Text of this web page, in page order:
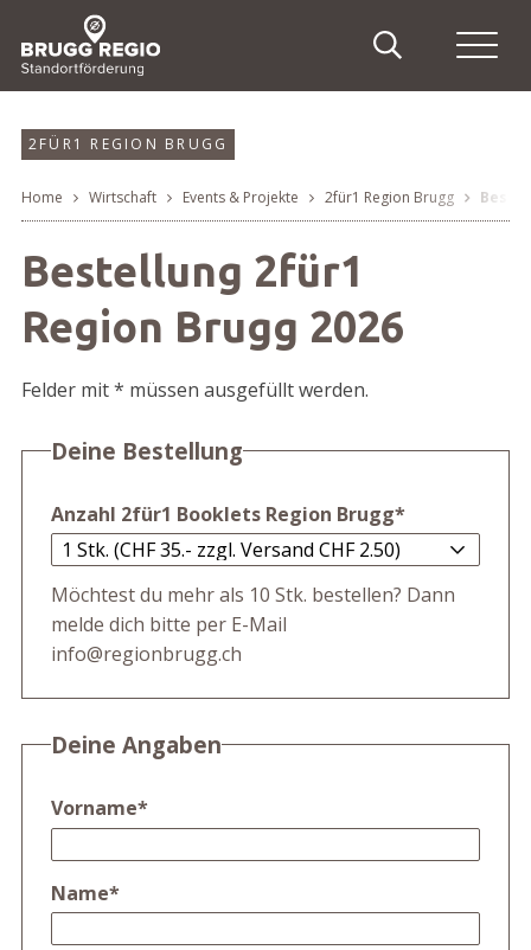
Navigieren in Brugg
Schnellnavigation
Suche Suchbegriff
Breadcrumb
Home Wirtschaft Events & Projekte 2für1 Region Brugg
Bestellung 2für1
Region Brugg 2026
2FÜR1 REGION BRUGG
Felder mit * müssen ausgefüllt werden.
Deine Bestellung
Anzahl 2für1 Booklets Region Brugg*
Möchtest du mehr als 10 Stk. bestellen? Dann
melde dich bitte per E-Mail
info@regionbrugg.ch
Deine Angaben
Vorname*
Name*